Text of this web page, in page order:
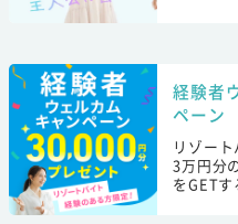
経験者
ペーン
リゾート
3万円分
をGETす